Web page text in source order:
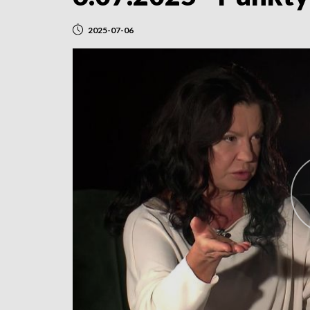
2025-07-06